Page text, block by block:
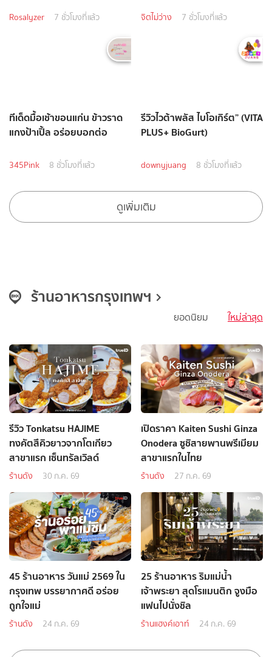
Rosalyzer 7 ชั่วโมงที่แล้ว จิตไม่ว่าง 7 ชั่วโมงที่แล้ว
ทีเด็ดมื้อเช้าขอนแก่น ข้าวราด
แกงป้าเปิ้ล อร่อยบอกต่อ
345Pink 8 ชั่วโมงที่แล้ว
รีวิวไวต้าพลัส ไบโอเกิร์ต” (VITA
PLUS+ BioGurt)
downyjuang 8 ชั่วโมงที่แล้ว
ดูเพิ่มเติม
ร้านอาหารกรุงเทพฯ
ใหม่ล่าสุด
ยอดนิยม
รีวิว Tonkatsu HAJIME
ทงคัตสึคิวยาวจากโตเกียว
สาขาแรก เซ็นทรัลเวิลด์
ร้านดัง 30 ก.ค. 69
เปิดราคา Kaiten Sushi Ginza
Onodera ซูชิสายพานพรีเมียม
สาขาแรกในไทย
ร้านดัง 27 ก.ค. 69
45 ร้านอาหาร วันแม่ 2569 ใน
กรุงเทพ บรรยากาศดี อร่อย
ถูกใจแม่
ร้านดัง 24 ก.ค. 69
25 ร้านอาหาร ริมแม่น้ำ
เจ้าพระยา สุดโรแมนติก จูงมือ
แฟนไปนั่งชิล
ร้านแฮงค์เอาท์ 24 ก.ค. 69